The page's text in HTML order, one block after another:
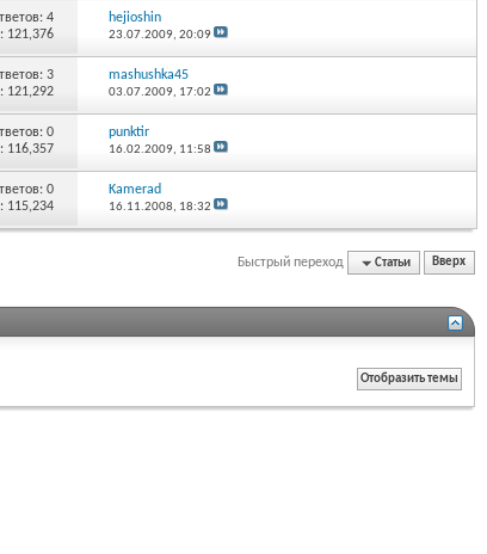
4
121,376
hejioshin
23.07.2009,20:09
3
121,292
mashushka45
03.07.2009, 17:02
0
116,357
punktir
16.02.2009, 11:58
0
115,234
Kamerad
16.11.2008, 18:32
Быстрый переход Статьи Вверх